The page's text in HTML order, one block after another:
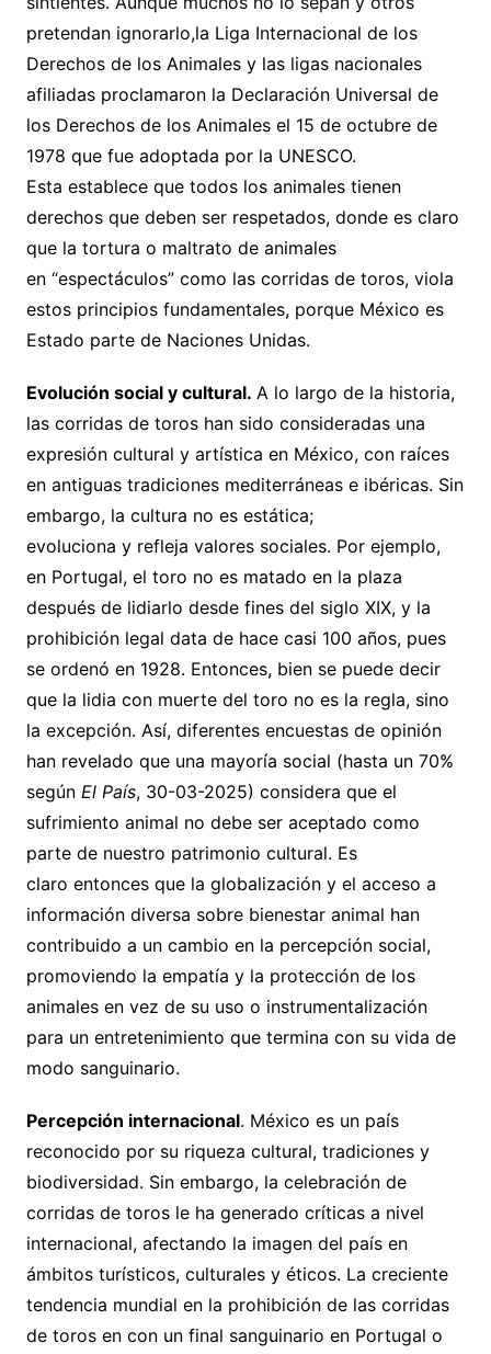
pretendan ignorarlo,la Liga Internacional de los
Derechos de los Animales y las ligas nacionales
afiliadas proclamaron la Declaración Universal de
los Derechos de los Animales el 15 de octubre de
1978 que fue adoptada por la UNESCO.
Esta establece que todos los animales tienen
derechos que deben ser respetados, donde es claro
que la tortura o maltrato de animales
en “espectáculos” como las corridas de toros, viola
estos principios fundamentales, porque México es
Estado parte de Naciones Unidas.
Evolución social y cultural. A lo largo de la historia,
las corridas de toros han sido consideradas una
expresión cultural y artística en México, con raíces
en antiguas tradiciones mediterráneas e ibéricas. Sin
embargo, la cultura no es estática;
evoluciona y refleja valores sociales. Por ejemplo,
en Portugal, el toro no es matado en la plaza
después de lidiarlo desde fines del siglo XIX, y la
prohibición legal data de hace casi 100 años, pues
se ordenó en 1928. Entonces, bien se puede decir
que la lidia con muerte del toro no es la regla, sino
la excepción. Así, diferentes encuestas de opinión
han revelado que una mayoría social (hasta un 70%
según El País, 30-03-2025) considera que el
sufrimiento animal no debe ser aceptado como
parte de nuestro patrimonio cultural. Es
claro entonces que la globalización y el acceso a
información diversa sobre bienestar animal han
contribuido a un cambio en la percepción social,
promoviendo la empatía y la protección de los
animales en vez de su uso o instrumentalización
para un entretenimiento que termina con su vida de
modo sanguinario.
Percepción internacional. México es un país
reconocido por su riqueza cultural, tradiciones y
biodiversidad. Sin embargo, la celebración de
corridas de toros le ha generado críticas a nivel
internacional, afectando la imagen del país en
ámbitos turísticos, culturales y éticos. La creciente
tendencia mundial en la prohibición de las corridas
de toros en con un final sanguinario en Portugal o